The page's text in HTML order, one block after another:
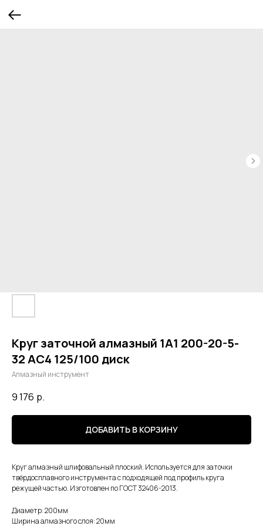
Круг заточной алмазный 1А1 200-20-5-
32 АС4 125/100 диск
Алмазный инструмент
9 176 р.
ДОБАВИТЬ В КОРЗИНУ
Круг алмазный шлифовальный плоский. Используется для заточки
твёрдосплавного инструмента с подходящей под профиль круга
режущей частью. Изготовлен по ГОСТ 32406-2013.
Диаметр: 200мм
Ширина алмазного слоя: 20мм